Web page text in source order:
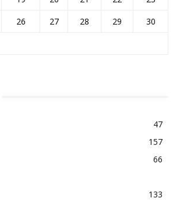
26 27 28 29
30
47
157
66
133